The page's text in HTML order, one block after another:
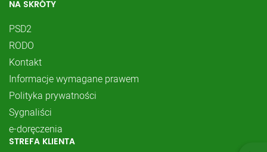
NA SKRÓTY
PSD2
RODO
Kontakt
Informacje wymagane prawem
Polityka prywatności
Sygnaliści
e-doręczenia
STREFA KLIENTA